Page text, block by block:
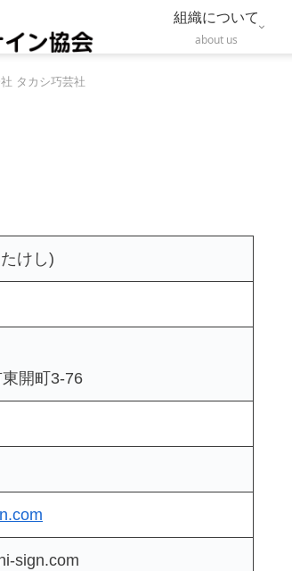
組織について
about us
タカシ巧芸社
けし)
開町3-76
sign.com